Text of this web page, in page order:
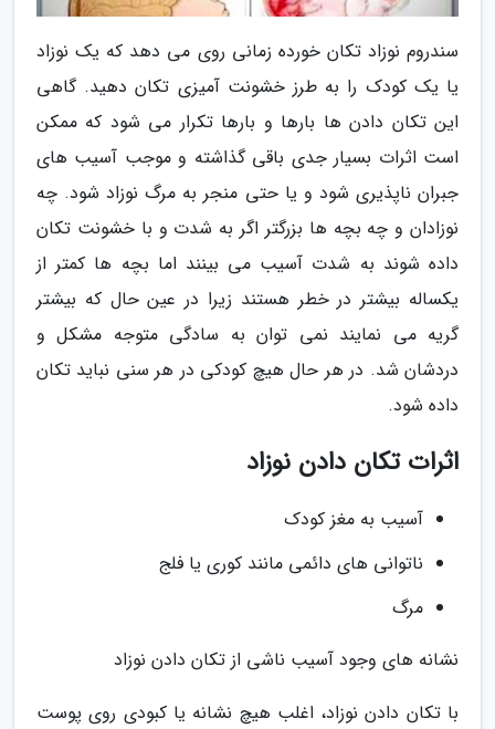
سندروم نوزاد تکان خورده زمانی روی می دهد که یک نوزاد
یا یک کودک را به طرز خشونت آمیزی تکان دهید. گاهی
این تکان دادن ها بارها و بارها تکرار می شود که ممکن
است اثرات بسیار جدی باقی گذاشته و موجب آسیب های
جبران ناپذیری شود و یا حتی منجر به مرگ نوزاد شود. چه
نوزادان و چه بچه ها بزرگتر اگر به شدت و با خشونت تکان
داده شوند به شدت آسیب می بینند اما بچه ها کمتر از
یکساله بیشتر در خطر هستند زیرا در عین حال که بیشتر
گریه می نمایند نمی توان به سادگی متوجه مشکل و
دردشان شد. در هر حال هیچ کودکی در هر سنی نباید تکان
داده شود.
اثرات تکان دادن نوزاد
آسیب به مغز کودک
ناتوانی های دائمی مانند کوری یا فلج
مرگ
نشانه های وجود آسیب ناشی از تکان دادن نوزاد
با تکان دادن نوزاد، اغلب هیچ نشانه یا کبودی روی پوست